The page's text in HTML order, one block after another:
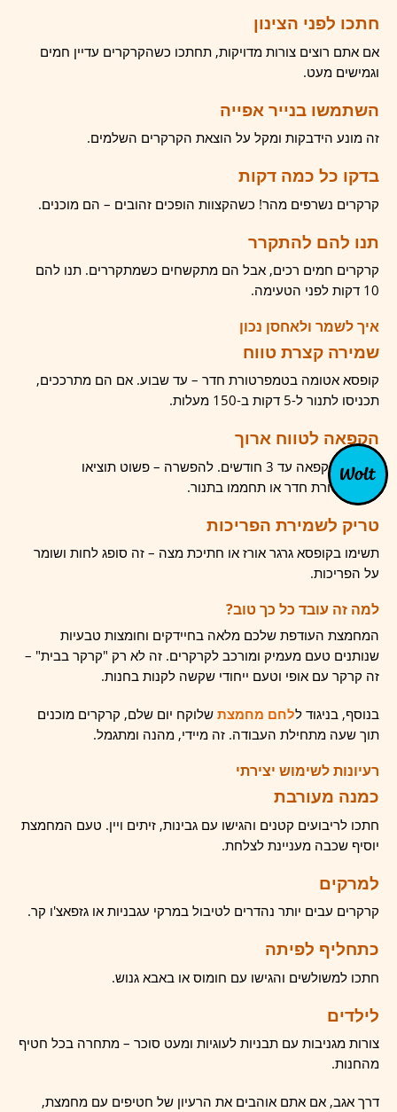
חתכו לפני הצינון
אם אתם רוצים צורות מדויקות, תחתכו כשהקרקרים עדיין חמים
וגמישים מעט.
השתמשו בנייר אפייה
זה מונע הידבקות ומקל על הוצאת הקרקרים השלמים.
בדקו כל כמה דקות
קרקרים נשרפים מהר! כשהקצוות הופכים זהובים – הם מוכנים.
תנו להם להתקרר
קרקרים חמים רכים, אבל הם מתקשחים כשמתקררים. תנו להם
10 דקות לפני הטעימה.
איך לשמר ולאחסן נכון
שמירה קצרת טווח
קופסא אטומה בטמפרטורת חדר – עד שבוע. אם הם מתרככים,
תכניסו לתנור ל-5 דקות ב-150 מעלות.
הקפאה לטווח ארוך
בשקית הקפאה עד 3 חודשים. להפשרה – פשוט תוציאו
לטמפרטורת חדר או תחממו בתנור.
טריק לשמירת הפריכות
תשימו בקופסא גרגר אורז או חתיכת מצה – זה סופג לחות ושומר
על הפריכות.
למה זה עובד כל כך טוב?
המחמצת העודפת שלכם מלאה בחיידקים וחומצות טבעיות
שנותנים טעם מעמיק ומורכב לקרקרים. זה לא רק "קרקר בבית" –
זה קרקר עם אופי וטעם ייחודי שקשה לקנות בחנות.
בנוסף, בניגוד ללחם מחמצת שלוקח יום שלם, קרקרים מוכנים
תוך שעה מתחילת העבודה. זה מיידי, מהנה ומתגמל.
רעיונות לשימוש יצירתי
כמנה מעורבת
חתכו לריבועים קטנים והגישו עם גבינות, זיתים ויין. טעם המחמצת
יוסיף שכבה מעניינת לצלחת.
למרקים
קרקרים עבים יותר נהדרים לטיבול במרקי עגבניות או גזפאצ'ו קר.
כתחליף לפיתה
חתכו למשולשים והגישו עם חומוס או באבא גנוש.
לילדים
צורות מגניבות עם תבניות לעוגיות ומעט סוכר – מתחרה בכל חטיף
מהחנות.
דרך אגב, אם אתם אוהבים את הרעיון של חטיפים עם מחמצת,